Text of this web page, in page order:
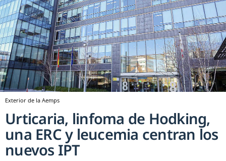
Exterior de la Aemps
Urticaria, linfoma de Hodking,
una ERC y leucemia centran los
nuevos IPT